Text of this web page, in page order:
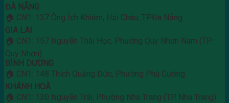
ĐÀ NẴNG
🏠 CN1: 137 Ông Ích Khiêm, Hải Châu, TP.Đà Nẵng
GIA LAI
🏠 CN1: 157 Nguyễn Thái Học, Phường Quy Nhơn Nam (TP.
Quy Nhơn)
BÌNH DƯƠNG
🏠 CN1: 148 Thích Quảng Đức, Phường Phú Cường
KHÁNH HOÀ
🏠 CN1: 130 Nguyễn Trãi, Phường Nha Trang (TP. Nha Trang)